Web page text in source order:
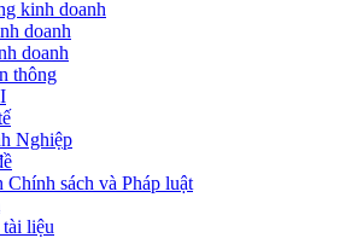
kinh doanh
doanh
doanh
thông
Nghiệp
Chính sách và Pháp luật
liệu